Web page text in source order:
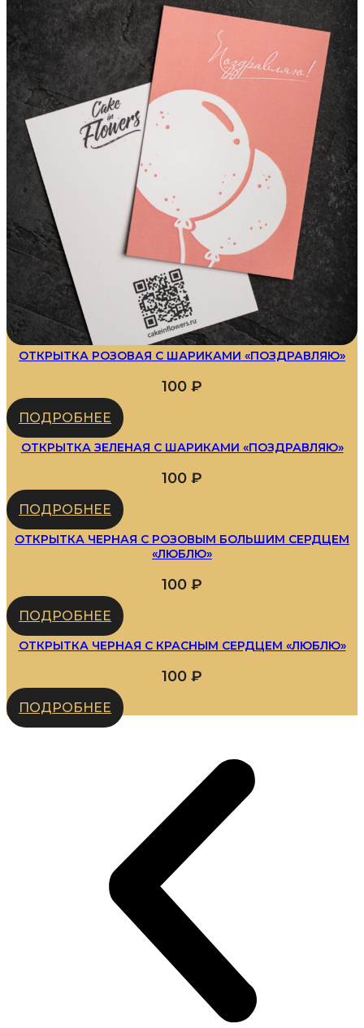
ОТКРЫТКА РОЗОВАЯ С ШАРИКАМИ «ПОЗДРАВЛЯЮ»
100 ₽
ПОДРОБНЕЕ
ОТКРЫТКА ЗЕЛЕНАЯ С ШАРИКАМИ «ПОЗДРАВЛЯЮ»
100 ₽
ПОДРОБНЕЕ
ОТКРЫТКА ЧЕРНАЯ С РОЗОВЫМ БОЛЬШИМ СЕРДЦЕМ
«ЛЮБЛЮ»
100 ₽
ПОДРОБНЕЕ
ОТКРЫТКА ЧЕРНАЯ С КРАСНЫМ СЕРДЦЕМ «ЛЮБЛЮ»
100 ₽
ПОДРОБНЕЕ